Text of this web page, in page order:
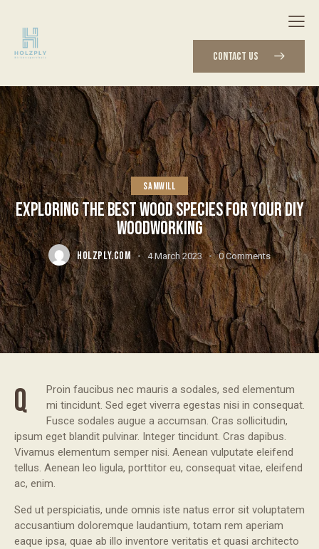
CONTACT US
SAMWILL
EXPLORING THE BEST WOOD SPECIES FOR YOUR DIY
WOODWORKING
HOLZPLY.COM 4 March 2023 0 Comments
Q
Proin faucibus nec mauris a sodales, sed elementum
mi tincidunt. Sed eget viverra egestas nisi in consequat.
Fusce sodales augue a accumsan. Cras sollicitudin,
ipsum eget blandit pulvinar. Integer tincidunt. Cras dapibus.
Vivamus elementum semper nisi. Aenean vulputate eleifend
tellus. Aenean leo ligula, porttitor eu, consequat vitae, eleifend
ac, enim.
Sed ut perspiciatis, unde omnis iste natus error sit voluptatem
accusantium doloremque laudantium, totam rem aperiam
eaque ipsa, quae ab illo inventore veritatis et quasi architecto